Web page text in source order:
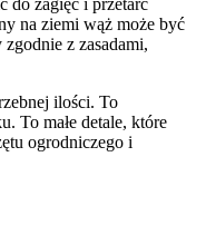
na ziemi wąż może być
z zasadami,
ilości. To
To małe detale, które
ogrodniczego i